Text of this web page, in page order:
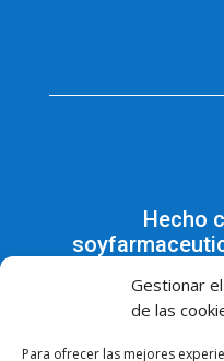
Gestionar
de las
Para ofrecer las mejores
Hecho